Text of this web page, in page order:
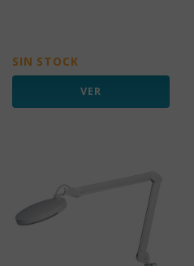
SIN STOCK
VER